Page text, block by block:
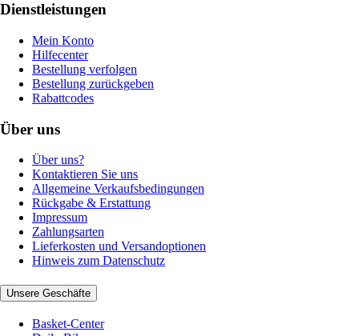
Dienstleistungen
Mein Konto
Hilfecenter
Bestellung verfolgen
Bestellung zurückgeben
Rabattcodes
Über uns
Über uns?
Kontaktieren Sie uns
Allgemeine Verkaufsbedingungen
Rückgabe & Erstattung
Impressum
Zahlungsarten
Lieferkosten und Versandoptionen
Hinweis zum Datenschutz
Unsere Geschäfte
Basket-Center